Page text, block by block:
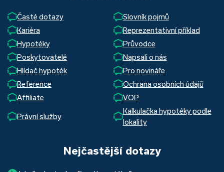
Časté dotazy
Slovník pojmů
Kariéra
Reprezentativní příklad
Hypotéky
Průvodce
Poskytovatelé
Napsali o nás
Hlídač hypoték
Pro novináře
Reference
Ochrana osobních údajů
Affiliate
VOP
Právní služby
Kalkulačka hypotéky podle
lokality
Nejčastější dotazy